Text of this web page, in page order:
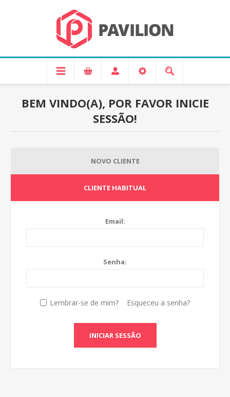
BEM VINDO(A), POR FAVOR INICIE
SESSÃO!
NOVO CLIENTE
CLIENTE HABITUAL
Email:
Senha:
Lembrar-se de mim? Esqueceu a senha?
INICIAR SESSÃO